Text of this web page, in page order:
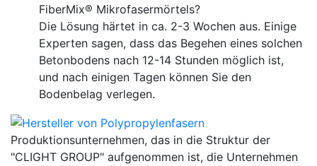
FiberMix® Mikrofasermörtels?
Die Lösung härtet in ca. 2-3 Wochen aus. Einige
Experten sagen, dass das Begehen eines solchen
Betonbodens nach 12-14 Stunden möglich ist,
und nach einigen Tagen können Sie den
Bodenbelag verlegen.
Produktionsunternehmen, das in die Struktur der
"CLIGHT GROUP" aufgenommen ist, die Unternehmen